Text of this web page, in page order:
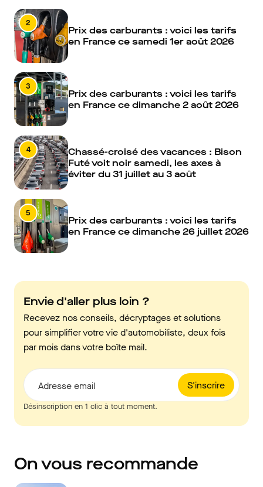
2
Prix des carburants : voici les tarifs
en France ce samedi 1er août 2026
3
Prix des carburants : voici les tarifs
en France ce dimanche 2 août 2026
4
Chassé-croisé des vacances : Bison
Futé voit noir samedi, les axes à
éviter du 31 juillet au 3 août
5
Prix des carburants : voici les tarifs
en France ce dimanche 26 juillet 2026
Envie d'aller plus loin ?
Recevez nos conseils, décryptages et solutions
pour simplifier votre vie d'automobiliste, deux fois
par mois dans votre boîte mail.
S'inscrire
Adresse email
Désinscription en 1 clic à tout moment.
On vous recommande